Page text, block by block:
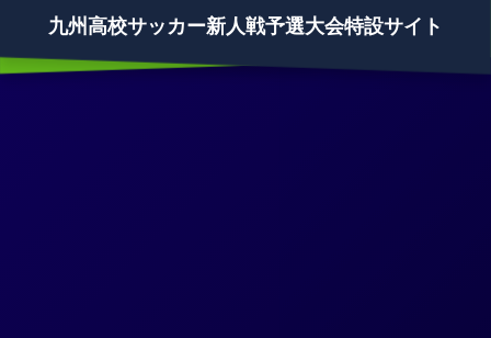
九州高校サッカー新人戦予選大会特設サイト